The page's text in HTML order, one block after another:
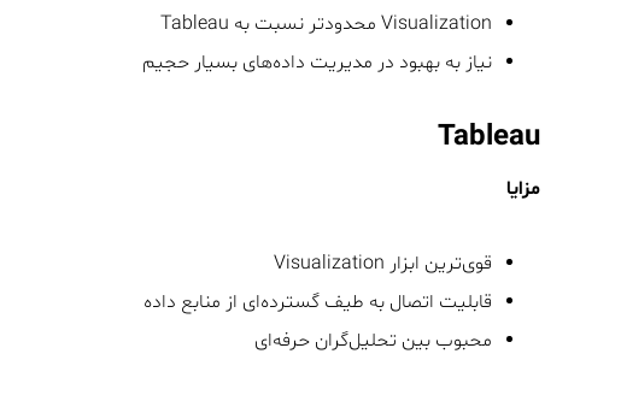
Visualization محدودتر نسبت به Tableau
نیاز به بهبود در مدیریت داده‌های بسیار حجیم
Tableau
مزایا
قوی‌ترین ابزار Visualization
قابلیت اتصال به طیف گسترده‌ای از منابع داده
محبوب بین تحلیل‌گران حرفه‌ای